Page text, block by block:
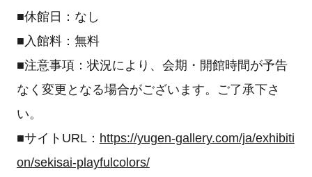
■休館日：なし
■入館料：無料
■注意事項：状況により、会期・開館時間が予告
なく変更となる場合がございます。ご了承下さ
い。
■サイトURL： https://yugen-gallery.com/ja/exhibiti
on/sekisai-playfulcolors/